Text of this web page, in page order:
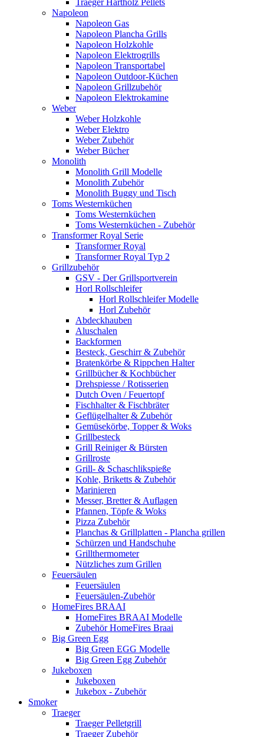
Traeger Hartholz Pellets
Napoleon
Napoleon Gas
Napoleon Plancha Grills
Napoleon Holzkohle
Napoleon Elektrogrills
Napoleon Transportabel
Napoleon Outdoor-Küchen
Napoleon Grillzubehör
Napoleon Elektrokamine
Weber
Weber Holzkohle
Weber Elektro
Weber Zubehör
Weber Bücher
Monolith
Monolith Grill Modelle
Monolith Zubehör
Monolith Buggy und Tisch
Toms Westernküchen
Toms Westernküchen
Toms Westernküchen - Zubehör
Transformer Royal Serie
Transformer Royal
Transformer Royal Typ 2
Grillzubehör
GSV - Der Grillsportverein
Horl Rollschleifer
Horl Rollschleifer Modelle
Horl Zubehör
Abdeckhauben
Aluschalen
Backformen
Besteck, Geschirr & Zubehör
Bratenkörbe & Rippchen Halter
Grillbücher & Kochbücher
Drehspiesse / Rotisserien
Dutch Oven / Feuertopf
Fischhalter & Fischbräter
Geflügelhalter & Zubehör
Gemüsekörbe, Topper & Woks
Grillbesteck
Grill Reiniger & Bürsten
Grillroste
Grill- & Schaschlikspieße
Kohle, Briketts & Zubehör
Marinieren
Messer, Bretter & Auflagen
Pfannen, Töpfe & Woks
Pizza Zubehör
Planchas & Grillplatten - Plancha grillen
Schürzen und Handschuhe
Grillthermometer
Nützliches zum Grillen
Feuersäulen
Feuersäulen
Feuersäulen-Zubehör
HomeFires BRAAI
HomeFires BRAAI Modelle
Zubehör HomeFires Braai
Big Green Egg
Big Green EGG Modelle
Big Green Egg Zubehör
Jukeboxen
Jukeboxen
Jukebox - Zubehör
Smoker
Traeger
Traeger Pelletgrill
Traeger Zubehör